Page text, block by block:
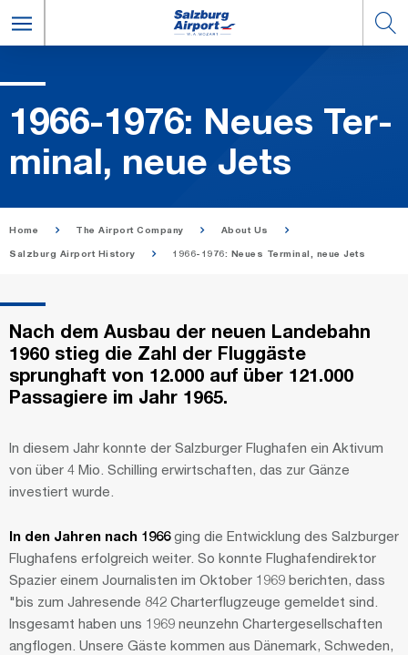
1966-1976: Neues Ter­
mi­nal, neue Jets
Home The Airport Company About Us
Salzburg Airport History 1966-1976: Neues Terminal, neue Jets
Nach dem Ausbau der neuen Landebahn
1960 stieg die Zahl der Fluggäste
sprunghaft von 12.000 auf über 121.000
Passagiere im Jahr 1965.
In diesem Jahr konnte der Salzburger Flughafen ein Aktivum
von über 4 Mio. Schilling erwirtschaften, das zur Gänze
investiert wurde.
In den Jahren nach 1966ging die Entwicklung des Salzburger
Flughafens erfolgreich weiter. So konnte Flughafendirektor
Spazier einem Journalisten im Oktober 1969 berichten, dass
"bis zum Jahresende 842 Charterflugzeuge gemeldet sind.
Insgesamt haben uns 1969 neunzehn Chartergesellschaften
angflogen. Unsere Gäste kommen aus Dänemark, Schweden,